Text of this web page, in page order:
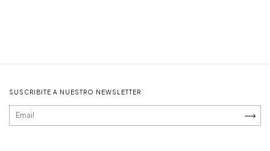
SUSCRIBITE A NUESTRO NEWSLETTER